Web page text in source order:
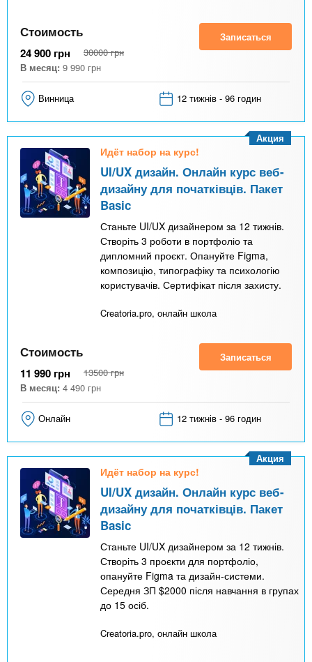
Стоимость
24 900 грн 30000 грн
В месяц: 9 990 грн
Записаться
Винница 12 тижнів - 96 годин
Идёт набор на курс!
UI/UX дизайн. Онлайн курс веб-
дизайну для початківців. Пакет
Basic
Станьте UI/UX дизайнером за 12 тижнів.
Створіть 3 роботи в портфоліо та
дипломний проєкт. Опануйте Figma,
композицію, типографіку та психологію
користувачів. Сертифікат після захисту.
Creatoria.pro, онлайн школа
Акция
Стоимость
11 990 грн 13500 грн
В месяц: 4 490 грн
Записаться
Онлайн 12 тижнів - 96 годин
Идёт набор на курс!
UI/UX дизайн. Онлайн курс веб-
дизайну для початківців. Пакет
Basic
Станьте UI/UX дизайнером за 12 тижнів.
Створіть 3 проєкти для портфоліо,
опануйте Figma та дизайн-системи.
Середня ЗП $2000 після навчання в групах
до 15 осіб.
Creatoria.pro, онлайн школа
Акция